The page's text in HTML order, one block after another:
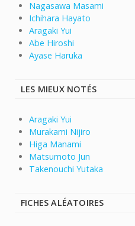
Nagasawa Masami
Ichihara Hayato
Aragaki Yui
Abe Hiroshi
Ayase Haruka
LES MIEUX NOTÉS
Aragaki Yui
Murakami Nijiro
Higa Manami
Matsumoto Jun
Takenouchi Yutaka
FICHES ALÉATOIRES